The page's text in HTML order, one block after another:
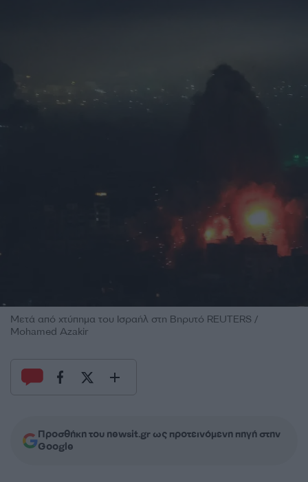
Μετά από χτύπημα του Ισραήλ στη Βηρυτό REUTERS /
Mohamed Azakir
Προσθήκη του newsit.gr ως προτεινόμενη πηγή στην
Google